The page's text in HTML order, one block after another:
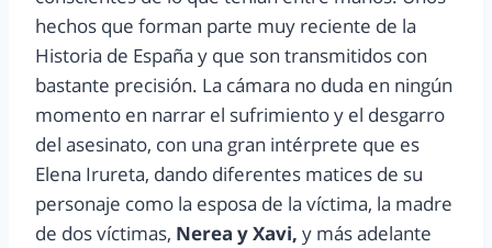
hechos que forman parte muy reciente de la
Historia de España y que son transmitidos con
bastante precisión. La cámara no duda en ningún
momento en narrar el sufrimiento y el desgarro
del asesinato, con una gran intérprete que es
Elena Irureta, dando diferentes matices de su
personaje como la esposa de la víctima, la madre
de dos víctimas, Nerea y Xavi, y más adelante